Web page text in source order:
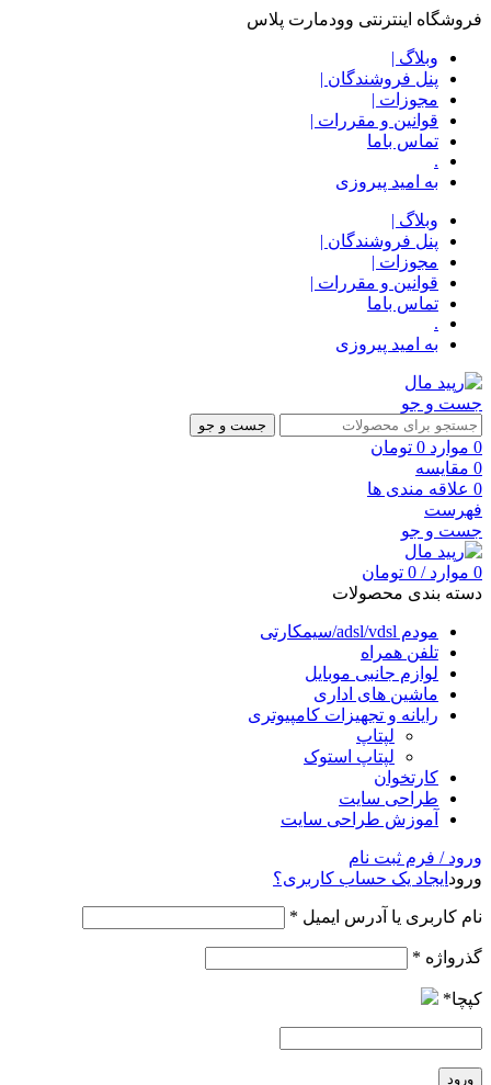
فروشگاه اینترنتی وودمارت پلاس
وبلاگ |
پنل فروشندگان |
مجوزات |
قوانین و مقررات |
تماس باما
.
به امید پیروزی
وبلاگ |
پنل فروشندگان |
مجوزات |
قوانین و مقررات |
تماس باما
.
به امید پیروزی
جست و جو
جست و جو
0 موارد 0 تومان
0 مقایسه
0 علاقه مندی ها
فهرست
جست و جو
0 موارد /
0 تومان
دسته بندی محصولات
مودم adsl/vdsl/سیمکارتی
تلفن همراه
لوازم جانبی موبایل
ماشین های اداری
رایانه و تجهیزات کامپیوتری
لپتاپ
لپتاپ استوک
کارتخوان
طراحی سایت
آموزش طراحی سایت
ورود / فرم ثبت نام
ورود ایجاد یک حساب کاربری؟
نام کاربری یا آدرس ایمیل *
گذرواژه *
کپچا*
ورود